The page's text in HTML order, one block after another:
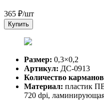
365 ₽/шт
Купить
Размер: 0,3×0,2
Артикул: ДС-0913
Количество
Материал: пластик
720 dpi,